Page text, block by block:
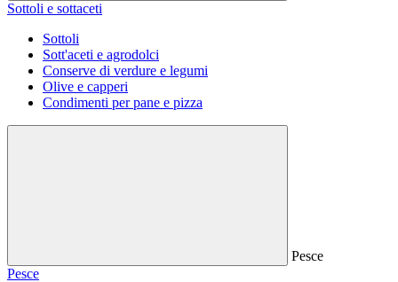
Sottoli e sottaceti
Sottoli
Sott'aceti e agrodolci
Conserve di verdure e legumi
Olive e capperi
Condimenti per pane e pizza
Pesce
Pesce